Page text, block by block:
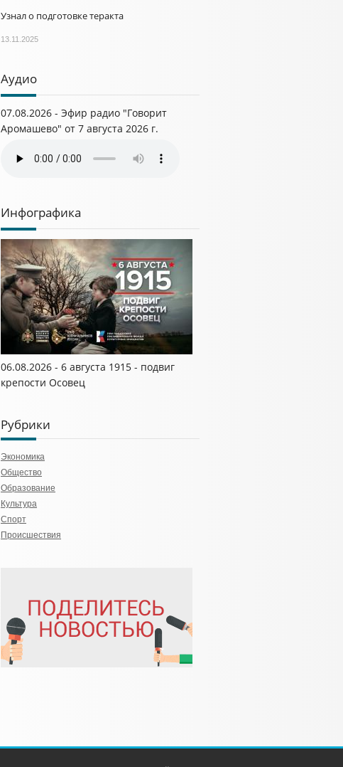
Узнал о подготовке теракта
13.11.2025
Аудио
07.08.2026 - Эфир радио "Говорит
Аромашево" от 7 августа 2026 г.
Инфографика
06.08.2026 - 6 августа 1915 - подвиг
крепости Осовец
Рубрики
Экономика
Общество
Образование
Культура
Спорт
Происшествия